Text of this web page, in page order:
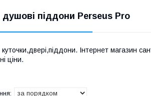
душові піддони Perseus Pro
куточки,двері,піддони. Інтернет магазин
ціни.